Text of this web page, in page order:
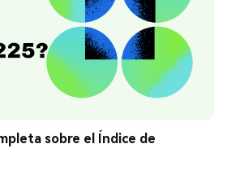
sobre el Índice de